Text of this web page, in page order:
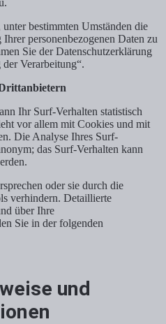
bestimmten Umständen die
personenbezogenen Daten zu
Sie der Datenschutzerklärung
Verarbeitung“.
Ihr Surf-Verhalten statistisch
vor allem mit Cookies und mit
Die Analyse Ihres Surf-
das Surf-Verhalten kann
oder sie durch die
verhindern. Detaillierte
über Ihre
Sie in der folgenden
und